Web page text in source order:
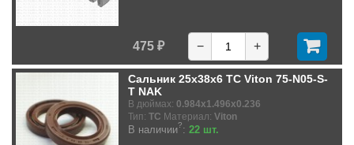
475 ₽ − +
Сальник 25x38x6 TC Viton 75-N05-S-
T NAK
В дюймах: 0.984x1.496x0.236
Тип: TC Материал: Viton
В наличии?: 22 шт.